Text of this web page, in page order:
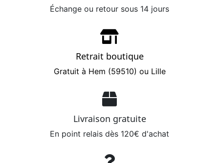
Échange ou retour sous 14 jours
Retrait boutique
Gratuit à Hem (59510) ou Lille
Livraison gratuite
En point relais dès 120€ d'achat